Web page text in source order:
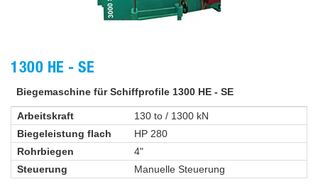
1300 HE - SE
Biegemaschine für Schiffprofile 1300 HE - SE
Arbeitskraft
130 to / 1300 kN
Biegeleistung flach
HP 280
Rohrbiegen
4"
Steuerung
Manuelle Steuerung